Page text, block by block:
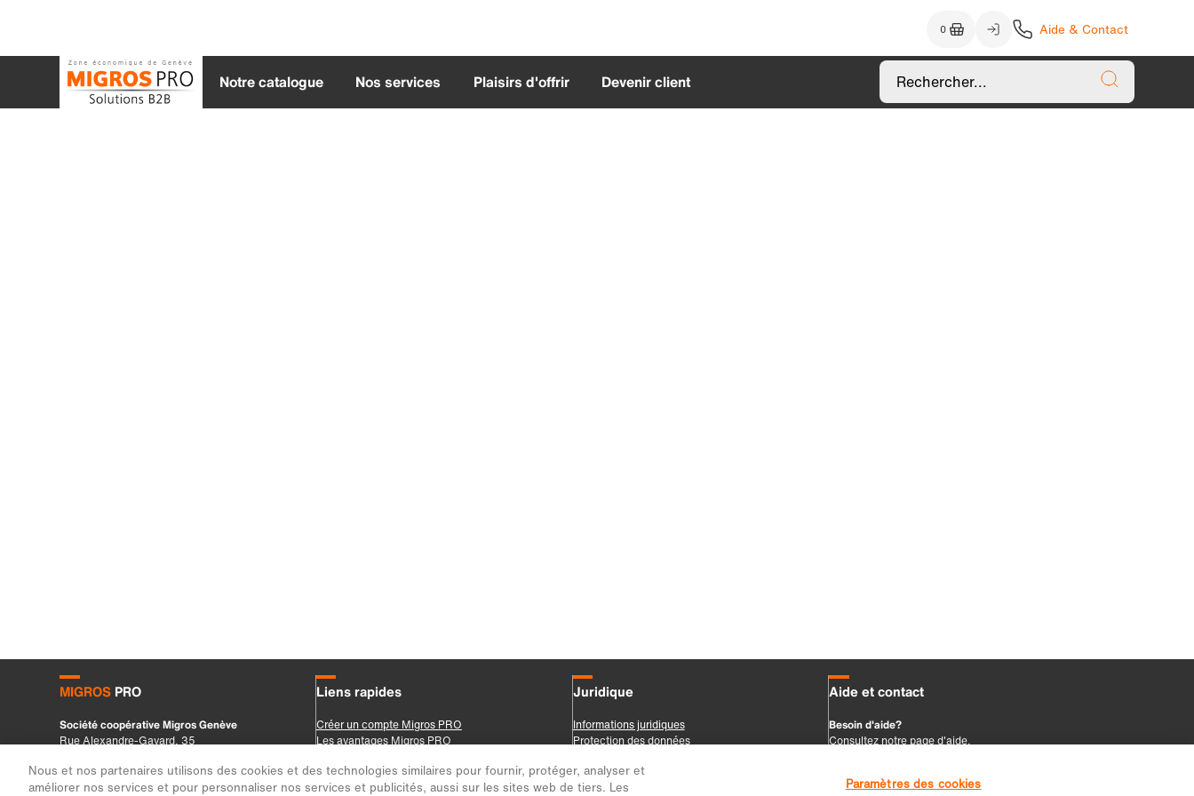
Nous et nos partenaires utilisons des cookies et des technologies similaires pour fournir, protéger, analyser et
améliorer nos services et pour personnaliser nos services et publicités, aussi sur les sites web de tiers. Les
Paramètres des cookies